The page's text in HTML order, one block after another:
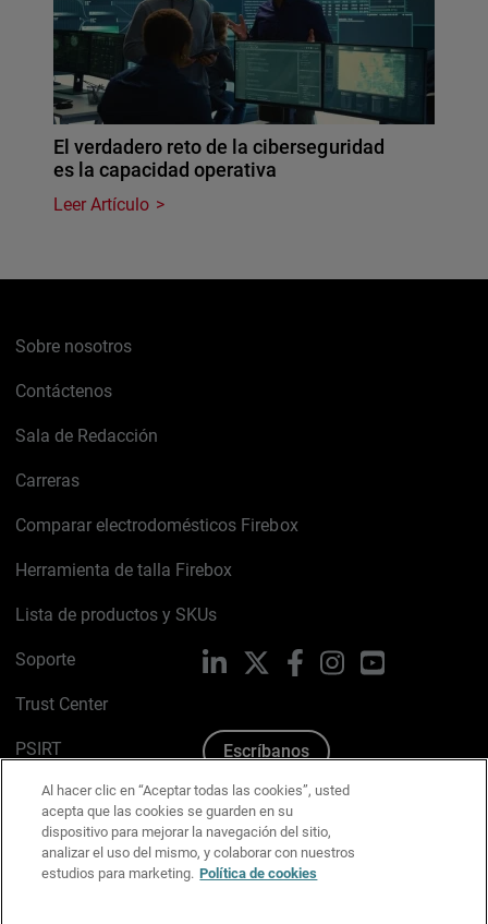
El verdadero reto de la ciberseguridad
es la capacidad operativa
Leer Artículo
Sobre nosotros
Contáctenos
Sala de Redacción
Carreras
Comparar electrodomésticos Firebox
Herramienta de talla Firebox
Lista de productos y SKUs
Soporte
Trust Center
PSIRT
Política de cookies
Política de privacidad
Kit de medios y marca
LinkedIn FacebookInstagramYouTube
Escríbanos
Al hacer clic en “Aceptar todas las cookies”, usted
acepta que las cookies se guarden en su
dispositivo para mejorar la navegación del sitio,
analizar el uso del mismo, y colaborar con nuestros
estudios para marketing. Política de cookies